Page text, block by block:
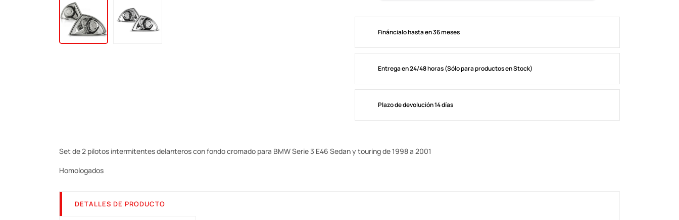
Fináncialo hasta en 36 meses
Entrega en 24/48 horas (Sólo para productos en Stock)
Plazo de devolución 14 días
Set de 2 pilotos intermitentes delanteros con fondo cromado para BMW Serie 3 E46 Sedan y touring de 1998 a 2001
Homologados
DETALLES DE PRODUCTO